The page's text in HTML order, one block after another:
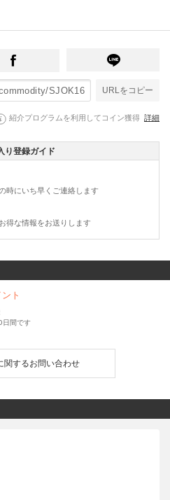
URLをコピー
紹介プログラムを利用してコイン獲得 詳細
り登録ガイド
時にいち早くご連絡します
得な情報をお送りします
ト
日間です
関するお問い合わせ